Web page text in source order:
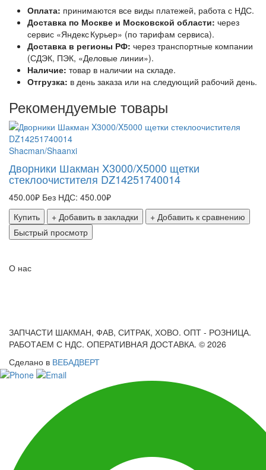
Оплата: принимаются все виды платежей, работа с НДС.
Доставка по Москве и Московской области: через
сервис «Яндекс Курьер» (по тарифам сервиса).
Доставка в регионы РФ: через транспортные компании
(СДЭК, ПЭК, «Деловые линии»).
Наличие: товар в наличии на складе.
Отгрузка: в день заказа или на следующий рабочий день.
Рекомендуемые товары
Shacman/Shaanxi
Дворники Шакман X3000/X5000 щетки
стеклоочистителя DZ14251740014
450.00₽ Без НДС: 450.00₽
Купить
+ Добавить в закладки
+ Добавить к сравнению
Быстрый просмотр
О нас
ЗАПЧАСТИ ШАКМАН, ФАВ, СИТРАК, ХОВО. ОПТ - РОЗНИЦА.
РАБОТАЕМ С НДС. ОПЕРАТИВНАЯ ДОСТАВКА. © 2026
Сделано в ВЕБАДВЕРТ